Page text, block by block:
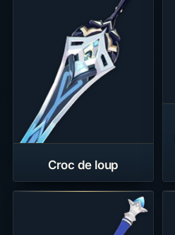
Croc de loup